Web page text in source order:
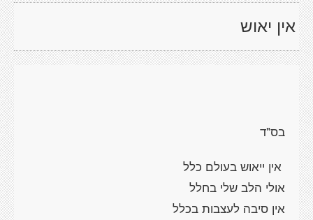
אין יאוש
בס"ד
אין ייאוש בעולם כלל
אולי הלב שלי בחלל
אין סיבה לעצבות בכלל